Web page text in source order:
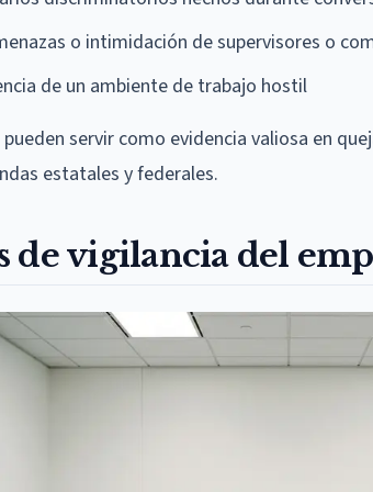
o intimidación de supervisores o
de un ambiente de trabajo hostil
servir como evidencia valiosa en
estatales y federales.
de vigilancia del